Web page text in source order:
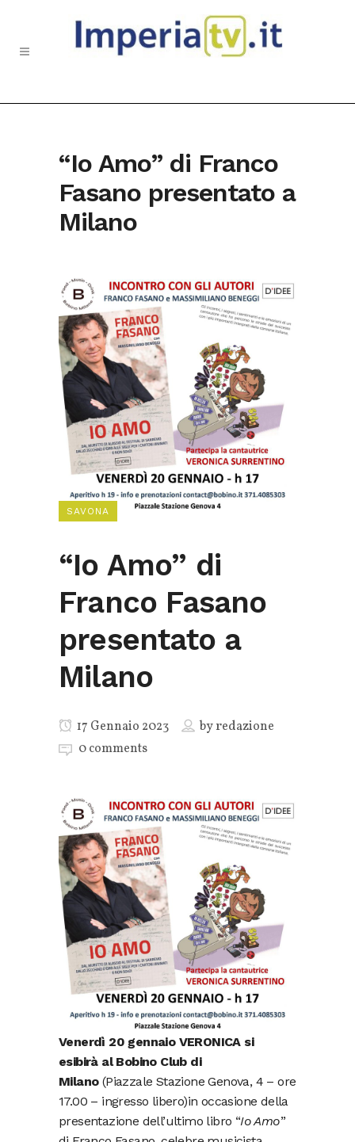
“Io Amo” di Franco
Fasano presentato a
Milano
SAVONA
“Io Amo” di
Franco Fasano
presentato a
Milano
17 Gennaio 2023 byredazione
0 comments
Venerdì 20 gennaio VERONICA si
esibirà al Bobino Club di
Milano (Piazzale Stazione Genova, 4 – ore
17.00 – ingresso libero)in occasione della
presentazione dell’ultimo libro “Io Amo”